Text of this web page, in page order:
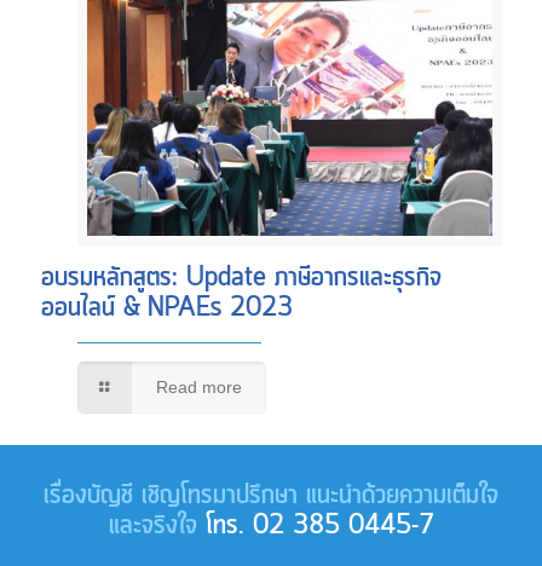
อบรมหลักสูตร: Update ภาษีอากรและธุรกิจ
ออนไลน์ & NPAEs 2023
Read more
เรื่องบัญชี เชิญโทรมาปรึกษา แนะนำด้วยความเต็มใจ
และจริงใจ โทร. 02 385 0445-7